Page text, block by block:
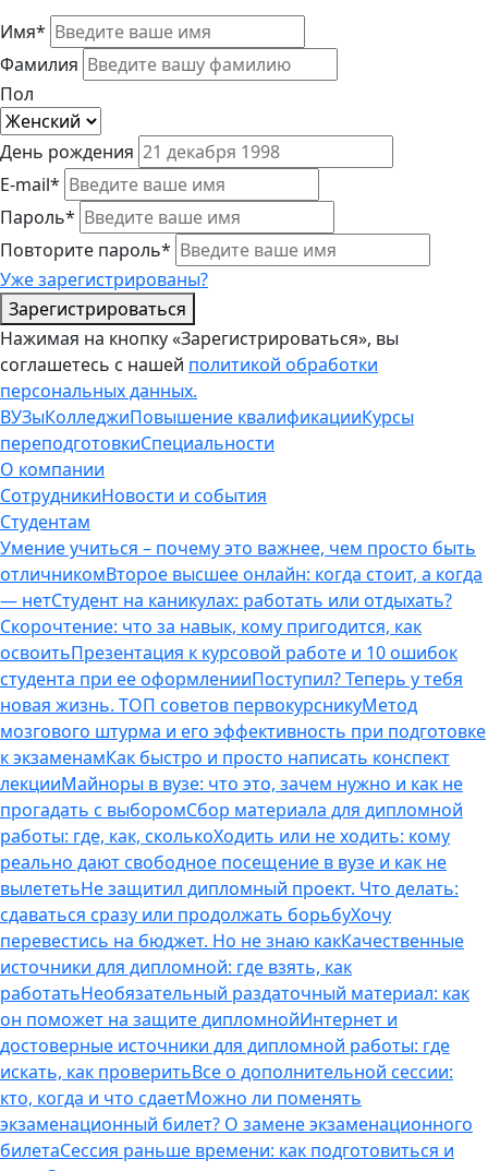
Имя*
Фамилия
Пол
День рождения
E-mail*
Пароль*
Повторите пароль*
Уже зарегистрированы?
Зарегистрироваться
Нажимая на кнопку «Зарегистрироваться», вы
соглашетесь с нашей политикой обработки
персональных данных.
ВУЗыКолледжиПовышение квалификацииКурсы
переподготовкиСпециальности
О компании
СотрудникиНовости и события
Студентам
Умение учиться – почему это важнее, чем просто быть
отличникомВторое высшее онлайн: когда стоит, а когда
— нетСтудент на каникулах: работать или отдыхать?
Скорочтение: что за навык, кому пригодится, как
освоитьПрезентация к курсовой работе и 10 ошибок
студента при ее оформленииПоступил? Теперь у тебя
новая жизнь. ТОП советов первокурсникуМетод
мозгового штурма и его эффективность при подготовке
к экзаменамКак быстро и просто написать конспект
лекцииМайноры в вузе: что это, зачем нужно и как не
прогадать с выборомСбор материала для дипломной
работы: где, как, сколькоХодить или не ходить: кому
реально дают свободное посещение в вузе и как не
вылететьНе защитил дипломный проект. Что делать:
сдаваться сразу или продолжать борьбуХочу
перевестись на бюджет. Но не знаю какКачественные
источники для дипломной: где взять, как
работатьНеобязательный раздаточный материал: как
он поможет на защите дипломнойИнтернет и
достоверные источники для дипломной работы: где
искать, как проверитьВсе о дополнительной сессии:
кто, когда и что сдаетМожно ли поменять
экзаменационный билет? О замене экзаменационного
билетаСессия раньше времени: как подготовиться и